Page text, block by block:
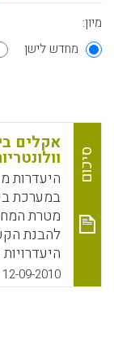
מיון:
מחדש לישן
סיכום
אקלים
היעדרות
מטרת
להבנת
להסביר
ארגונית
12-09-2010